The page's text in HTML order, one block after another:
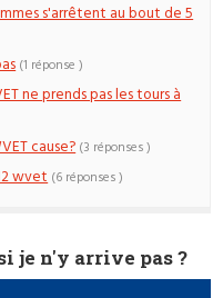
s'arrêtent au bout de 5
(1 réponse )
ne prends pas les tours à
cause? (3 réponses )
wvet (6 réponses )
je n'y arrive pas ?